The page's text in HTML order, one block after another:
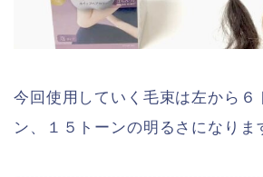
今回使用していく毛束は左から６
ン、１５トーンの明るさになりま